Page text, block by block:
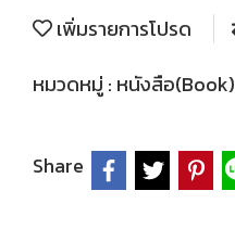
เพิ่มรายการโปรด
หมวดหมู่ : หนังสือ(Book)
Share